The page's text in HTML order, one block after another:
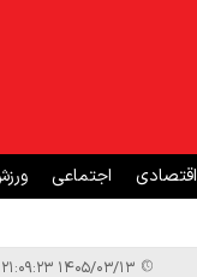
اقتصادی اجتماعی